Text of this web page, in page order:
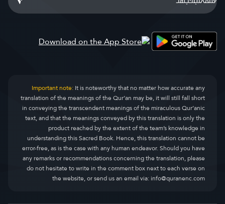
Important note:It is noteworthy that no matter how accurate any
translation of the meanings of the Qur’an may be, it will still fall short
in conveying the transcendent meanings of the miraculous Qur’anic
text, and that the meanings conveyed by this translation is only the
product reached by the extent of the team’s knowledge in
understanding this Sacred Book. Hence, this translation cannot be
error-free, as is the case with any human endeavor. Should you have
any remarks or recommendations concerning the translation, please
do not hesitate to write in the comment box next to each verse on
the website, or send us an email via:info@quranenc.com